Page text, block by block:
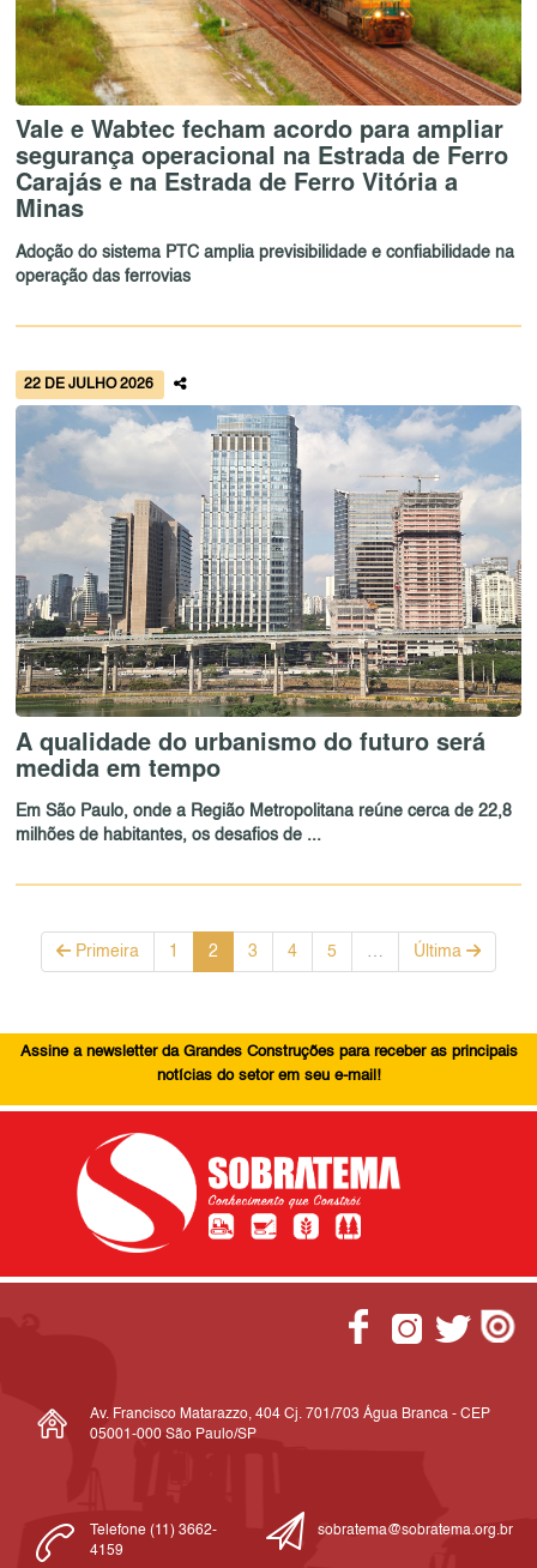
Vale e Wabtec fecham acordo para ampliar
segurança operacional na Estrada de Ferro
Carajás e na Estrada de Ferro Vitória a
Minas
Adoção do sistema PTC amplia previsibilidade e confiabilidade na
operação das ferrovias
22 DE JULHO 2026
A qualidade do urbanismo do futuro será
medida em tempo
Em São Paulo, onde a Região Metropolitana reúne cerca de 22,8
milhões de habitantes, os desafios de ...
Primeira 1 2 3 4 5 … Última
Assine a newsletter da Grandes Construções para receber as principais
notícias do setor em seu e-mail!
Av. Francisco Matarazzo, 404 Cj. 701/703 Água Branca - CEP
05001-000 São Paulo/SP
Telefone (11) 3662-
4159
sobratema@sobratema.org.br